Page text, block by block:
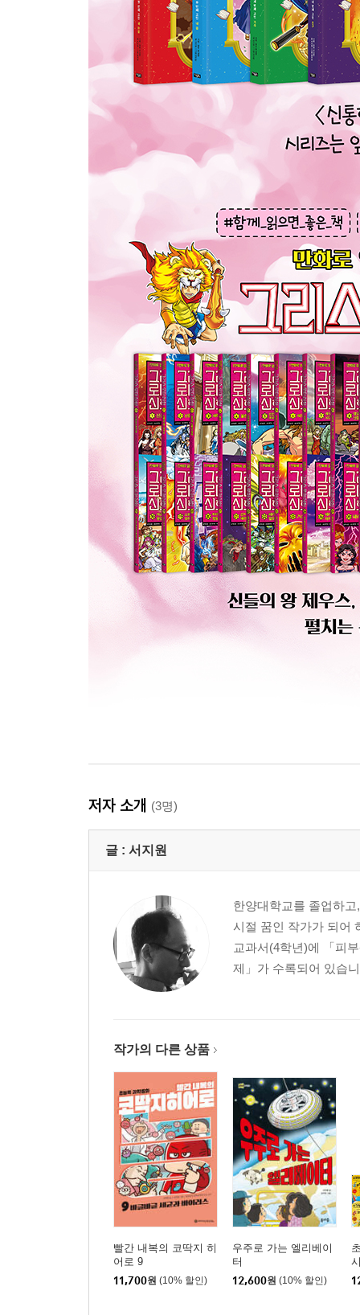
저자 소개 (3명)
글 : 서지원
한양대학교를 졸업하
시절 꿈인 작가가 되어
교과서(4학년)에 「피
제」가 수록되어 있습
작가의 다른 상품
빨간 내복의 코딱지 히
어로 9
11,700원 (10% 할인)
우주로 가는 엘리베이
터
12,600원 (10% 할인)